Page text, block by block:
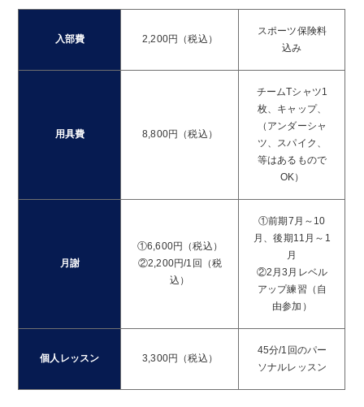
入部費 2,200円（税込）
スポーツ保険料
込み
用具費 8,800円（税込）
チームTシャツ1
枚、キャップ、
（アンダーシャ
ツ、スパイク、
等はあるもので
OK）
月謝
①6,600円（税込）
②2,200円/1回（税
込）
①前期7月～10
月、後期11月～1
月
②2月3月レベル
アップ練習（自
由参加）
個人レッスン 3,300円（税込）
45分/1回のパー
ソナルレッスン